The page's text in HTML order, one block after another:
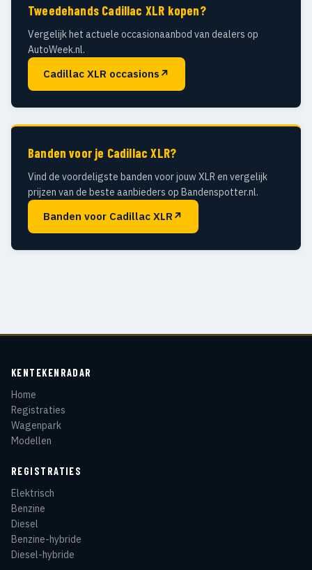
Tweedehands Cadillac XLR kopen?
Vergelijk het actuele occasionaanbod van dealers op
AutoWeek.nl.
Cadillac XLR occasions ↗
Banden voor je Cadillac XLR?
Vind de voordeligste banden voor jouw XLR en vergelijk
prijzen van de beste aanbieders op Bandenspotter.nl.
Banden voor Cadillac XLR ↗
KENTEKENRADAR
Home
Registraties
Wagenpark
Modellen
REGISTRATIES
Elektrisch
Benzine
Diesel
Benzine-hybride
Diesel-hybride